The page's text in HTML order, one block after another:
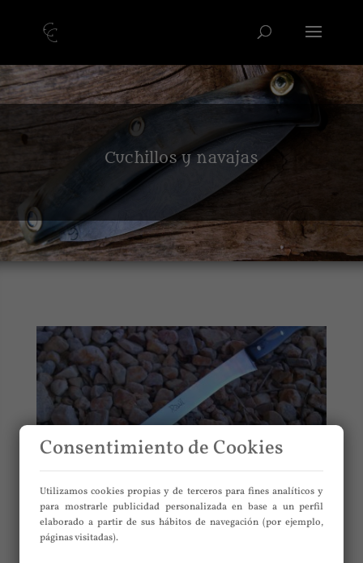
Cuchillos y navajas
Cuchillo jamonero personalizado
Consentimiento de Cookies
Utilizamos cookies propias y de terceros para fines analíticos y
para mostrarle publicidad personalizada en base a un perfil
elaborado a partir de sus hábitos de navegación (por ejemplo,
páginas visitadas).